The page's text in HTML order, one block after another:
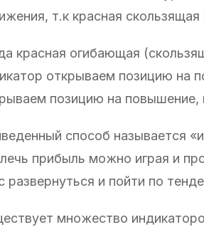
т.к красная
красная огибающая
открываем позицию на
позицию на повышение,
способ называется
прибыль можно играя и
развернуться и пойти по
множество